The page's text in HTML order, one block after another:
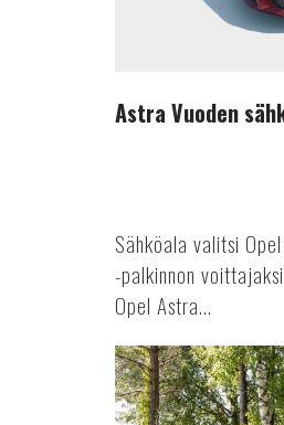
Astra Vuoden
Sähköala valitsi
-palkinnon
Opel Astra...
Sisulla
ennätyksellinen
tilauskanta